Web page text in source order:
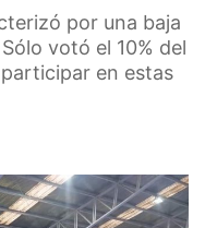
por una baja
votó el 10% del
en estas